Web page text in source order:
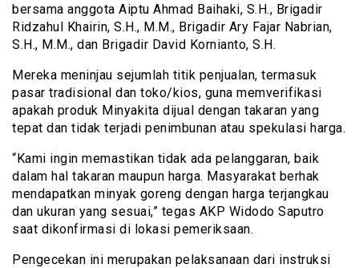
bersama anggota Aiptu Ahmad Baihaki, S.H., Brigadir
Ridzahul Khairin, S.H., M.M., Brigadir Ary Fajar Nabrian,
S.H., M.M., dan Brigadir David Kornianto, S.H.
Mereka meninjau sejumlah titik penjualan, termasuk
pasar tradisional dan toko/kios, guna memverifikasi
apakah produk Minyakita dijual dengan takaran yang
tepat dan tidak terjadi penimbunan atau spekulasi harga.
“Kami ingin memastikan tidak ada pelanggaran, baik
dalam hal takaran maupun harga. Masyarakat berhak
mendapatkan minyak goreng dengan harga terjangkau
dan ukuran yang sesuai,” tegas AKP Widodo Saputro
saat dikonfirmasi di lokasi pemeriksaan.
Pengecekan ini merupakan pelaksanaan dari instruksi